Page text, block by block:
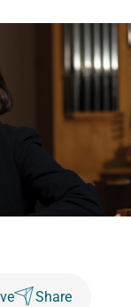
Share